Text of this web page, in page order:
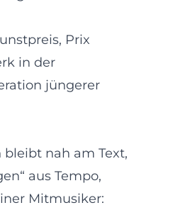
Prix
in der
jüngerer
nah am Text,
aus Tempo,
Mitmusiker: